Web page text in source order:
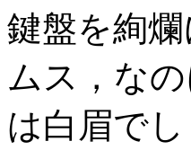
鍵盤を絢
ムス，な
は白眉で